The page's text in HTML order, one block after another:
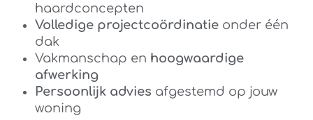
haardconcepten
Volledige projectcoördinatie onder één
dak
Vakmanschap en hoogwaardige
afwerking
Persoonlijk advies afgestemd op jouw
woning